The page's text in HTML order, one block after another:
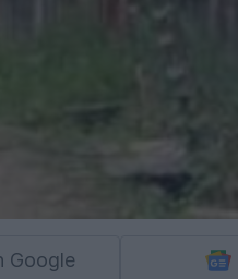
Google